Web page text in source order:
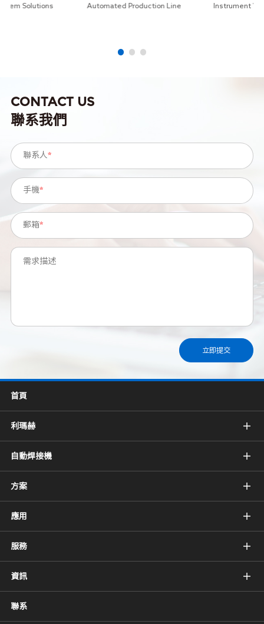
Instrument Welding Hose welding
CONTACT US
聯系我們
聯系人*
手機*
郵箱*
需求描述
立即提交
首頁
利瑪赫
自動焊接機
方案
應用
服務
資訊
聯系